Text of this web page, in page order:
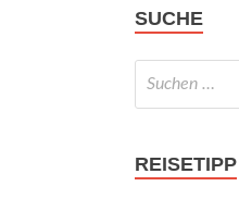
SUCHE
REISETIPP